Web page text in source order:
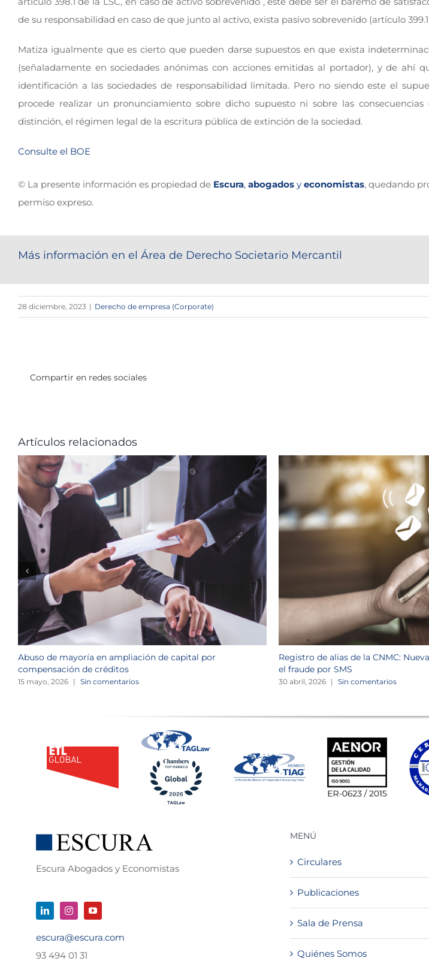
de su responsabilidad en caso de que junto al activo, exista pasivo sobrevenido (artículo 399.1
Matiza igualmente que es cierto que pueden darse supuestos en que exista
(señaladamente en sociedades anónimas con acciones emitidas al portador), y de ahí
identificación a las sociedades de responsabilidad limitada. Pero no siendo este el
procede realizar un pronunciamiento sobre dicho supuesto ni sobre las
distinción, el régimen legal de la escritura pública de extinción de la sociedad.
Consulte el BOE
© La presente información es propiedad de Escura, abogadosy economistas, quedando
permiso expreso.
Más información en el Área de Derecho Societario Mercantil
28 diciembre, 2023 | Derecho de empresa (Corporate)
Compartir en redes sociales
Artículos relacionados
Abuso de mayoría en ampliación de capital por
compensación de créditos
15 mayo, 2026 | Sin comentarios
Registro de alias de la CNMC:
el fraude por SMS
30 abril, 2026 | Sin comentarios
Escura Abogados y Economistas
escura@escura.com
93 494 01 31
MENÚ
Circulares
Publicaciones
Sala de Prensa
Quiénes Somos